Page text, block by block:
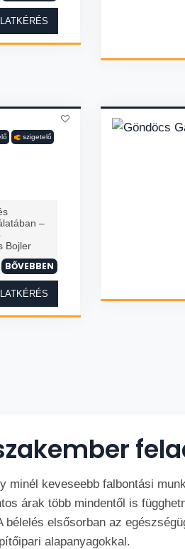
szigetelő
–
Bojler
BŐVEBBEN
minél keveseebb falbontási
árak több mindentől is
elsősorban az
alapanyagokkal.